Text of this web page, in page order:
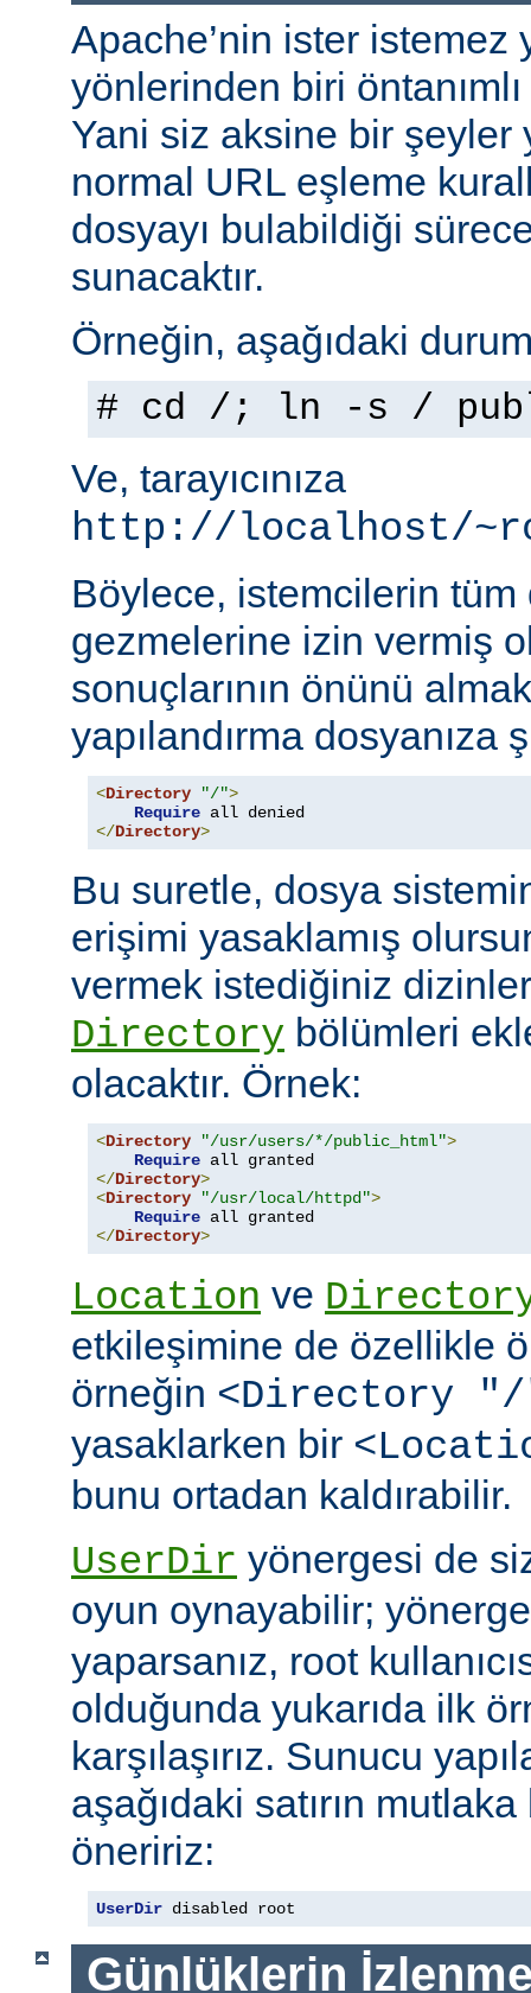
Apache’nin ister istemez
yönlerinden biri
Yani siz aksine bir şeyler
normal URL eşleme
dosyayı bulabildiği
sunacaktır.
Örneğin, aşağıdaki
# cd /; ln -s /
Ve, tarayıcınıza
http://localhost/
Böylece, istemcilerin
gezmelerine izin vermiş
sonuçlarının önünü
yapılandırma dosyanıza
<Directory "/">
Require
</Directory>
Bu suretle, dosya
erişimi yasaklamış
vermek istediğiniz
Directory bölümleri
olacaktır. Örnek:
<Directory "/usr/users/*/public_html">
Require
</Directory>
<Directory "/usr/local/httpd">
Require
</Directory>
Location ve
etkileşimine de özellikle
örneğin <Directory "/
yasaklarken bir
bunu ortadan kaldırabilir.
UserDir yönergesi de
oyun oynayabilir;
yaparsanız, root
olduğunda yukarıda ilk
karşılaşırız. Sunucu
aşağıdaki satırın mutlaka
öneririz:
UserDir disabled root
Günlüklerin